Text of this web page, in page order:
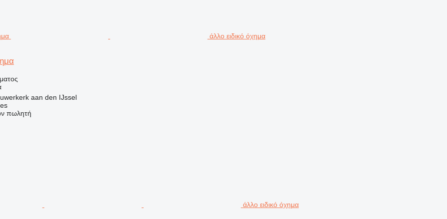
άλλο ειδικό όχημα
aan den IJssel
πωλητή
άλλο ειδικό όχημα